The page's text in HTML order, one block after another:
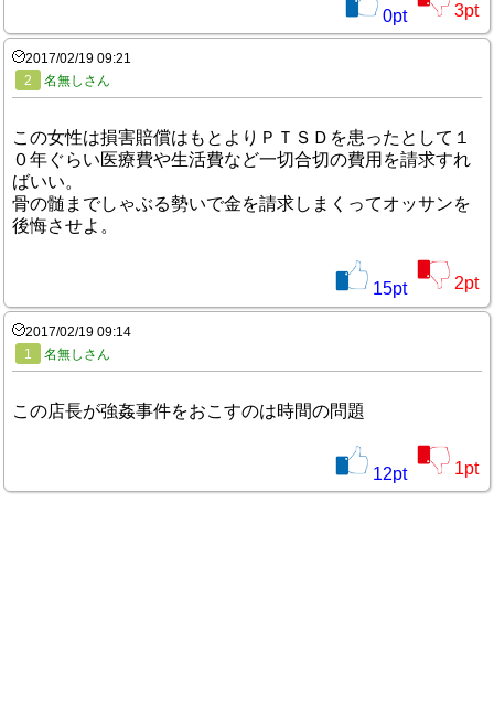
0pt 3pt
2017/02/19 09:21
2
名無しさん
この女性は損害賠償はもとよりＰＴＳＤを患ったとして１
０年ぐらい医療費や生活費など一切合切の費用を請求すれ
ばいい。
骨の髄までしゃぶる勢いで金を請求しまくってオッサンを
後悔させよ。
15pt 2pt
2017/02/19 09:14
1
名無しさん
この店長が強姦事件をおこすのは時間の問題
12pt 1pt